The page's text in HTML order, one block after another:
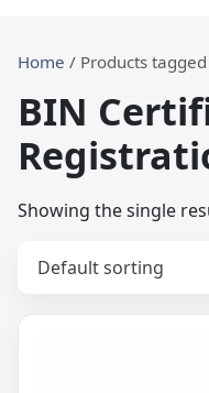
Home / Products
BIN
Showing the single